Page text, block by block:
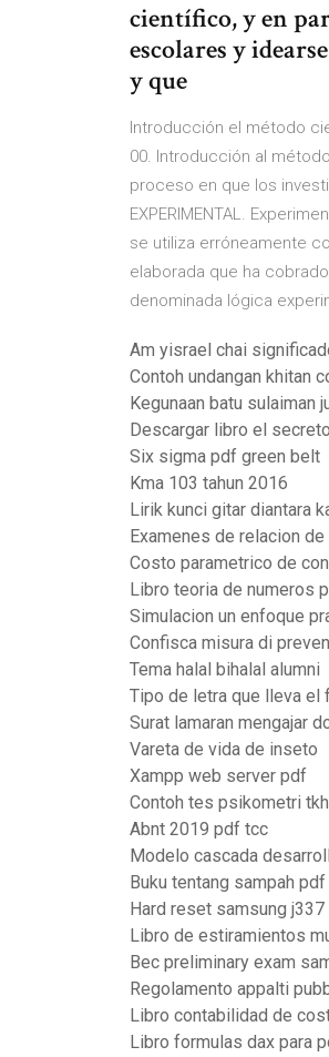
científico, y en
escolares y
y que
Introducción el método
00. Introducción al
proceso en que los
EXPERIMENTAL.
se utiliza erróneamente
elaborada que ha
denominada lógica
Am yisrael chai
Contoh undangan khitan
Kegunaan batu sulaiman
Descargar libro el
Six sigma pdf green belt
Kma 103 tahun 2016
Lirik kunci gitar diantara
Examenes de relacion
Costo parametrico de
Libro teoria de numeros
Simulacion un enfoque
Confisca misura di
Tema halal bihalal alumni
Tipo de letra que lleva el
Surat lamaran mengajar
Vareta de vida de inseto
Xampp web server pdf
Contoh tes psikometri
Abnt 2019 pdf tcc
Modelo cascada
Buku tentang sampah pdf
Hard reset samsung j337
Libro de estiramientos
Bec preliminary exam
Regolamento appalti
Libro contabilidad de
Libro formulas dax para